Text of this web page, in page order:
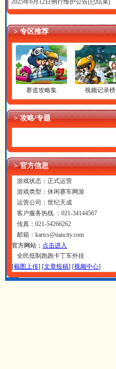
2025年6月12日例行维护公告[已结束]
> 专区推荐
赛道攻略集 视频记录榜
> 攻略/专题
> 官方信息
游戏状态：正式运营
游戏类型：休闲赛车网游
运营公司：世纪天成
客户服务热线 ：021-34144567
传真：021-54266262
邮箱：kartcs@tiancity.com
官方网站： 点击进入
全民抵制跑跑卡丁车外挂
[截图上传] [文章投稿] [视频中心]